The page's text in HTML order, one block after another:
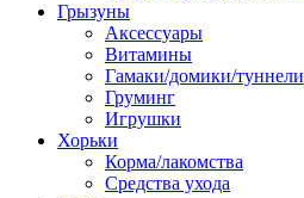
Грызуны
Аксессуары
Витамины
Гамаки/домики/туннели
Груминг
Игрушки
Хорьки
Корма/лакомства
Средства ухода